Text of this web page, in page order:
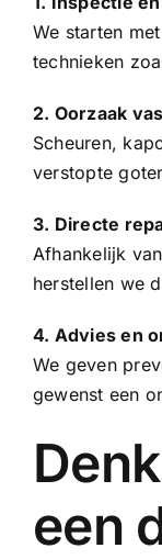
We starten
technieken
2. Oorzaak
Scheuren,
verstopte
3. Directe
Afhankelijk
herstellen we
4. Advies en
We geven
gewenst een
een